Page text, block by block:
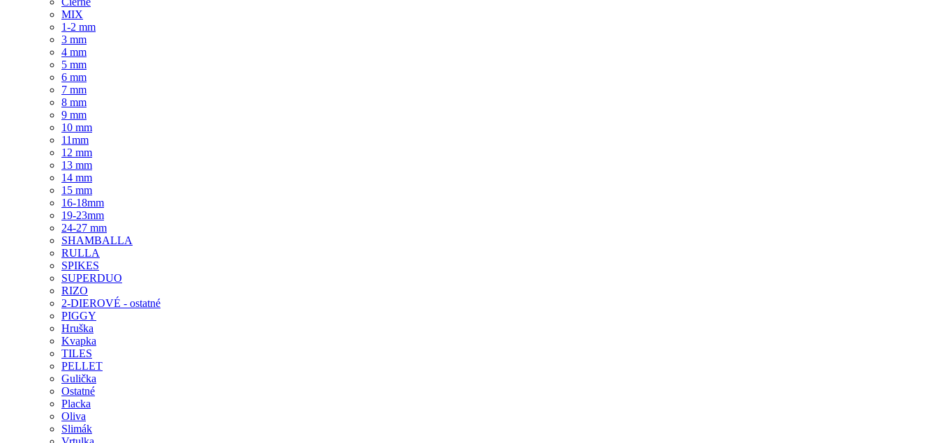
MIX
1-2 mm
3 mm
4 mm
5 mm
6 mm
7 mm
8 mm
9 mm
10 mm
11mm
12 mm
13 mm
14 mm
15 mm
16-18mm
19-23mm
24-27 mm
SHAMBALLA
RULLA
SPIKES
SUPERDUO
RIZO
2-DIEROVÉ - ostatné
PIGGY
Hruška
Kvapka
TILES
PELLET
Gulička
Ostatné
Placka
Oliva
Slimák